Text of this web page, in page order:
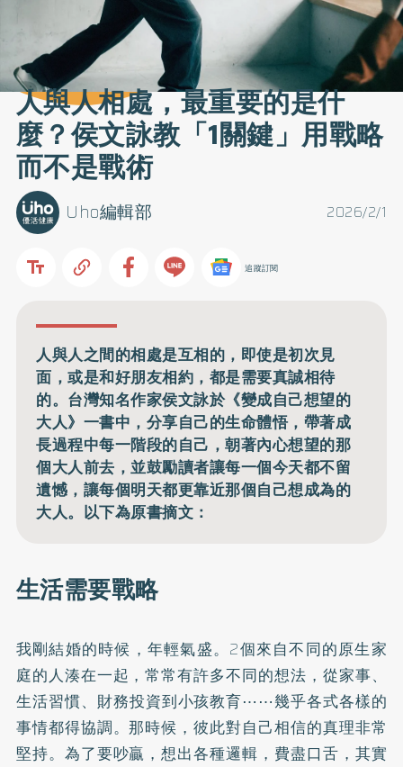
人與人相處，最重要的是什
麼？侯文詠教「1關鍵」用戰略
而不是戰術
2026/2/1
Uho編輯部
追蹤訂閱
人與人之間的相處是互相的，即使是初次見
面，或是和好朋友相約，都是需要真誠相待
的。台灣知名作家侯文詠於《變成自己想望的
大人》一書中，分享自己的生命體悟，帶著成
長過程中每一階段的自己，朝著內心想望的那
個大人前去，並鼓勵讀者讓每一個今天都不留
遺憾，讓每個明天都更靠近那個自己想成為的
大人。以下為原書摘文：
生活需要戰略
我剛結婚的時候，年輕氣盛。2個來自不同的原生家
庭的人湊在一起，常常有許多不同的想法，從家事、
生活習慣、財務投資到小孩教育⋯⋯幾乎各式各樣的
事情都得協調。那時候，彼此對自己相信的真理非常
堅持。為了要吵贏，想出各種邏輯，費盡口舌，其實